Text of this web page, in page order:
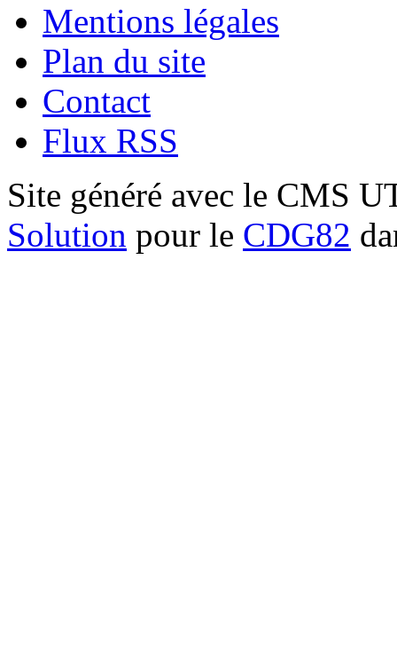
Mentions légales
Plan du site
Contact
Flux RSS
Site généré avec le CMS
Solution pour le CDG82